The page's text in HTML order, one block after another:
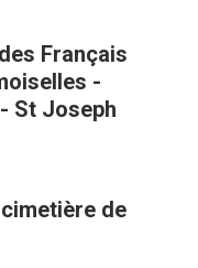
Français
-
St Joseph
de